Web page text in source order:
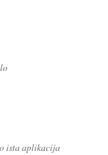
ista aplikacija